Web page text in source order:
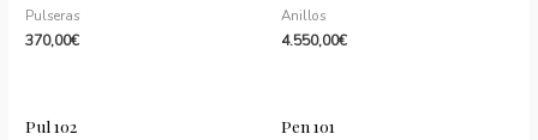
Pulseras
370,00€
Anillos
4.550,00€
Pul 102 Pen 101